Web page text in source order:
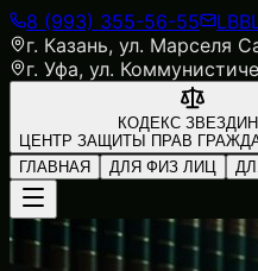
8 (993) 355-56-55
г. Казань, ул. Марселя
г. Уфа, ул.
КОДЕКС
ЦЕНТР ЗАЩИТЫ ПРАВ
ГЛАВНАЯ
ДЛЯ ФИЗ ЛИЦ